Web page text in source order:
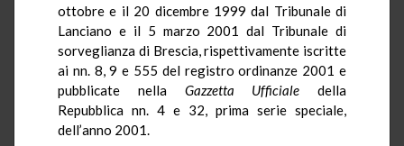
ottobre e il 20 dicembre 1999 dal Tribunale di
Lanciano e il 5 marzo 2001 dal Tribunale di
sorveglianza di Brescia, rispettivamente iscritte
ai nn. 8, 9 e 555 del registro ordinanze 2001 e
pubblicate nella Gazzetta Ufficiale della
Repubblica nn. 4 e 32, prima serie speciale,
dell’anno 2001.